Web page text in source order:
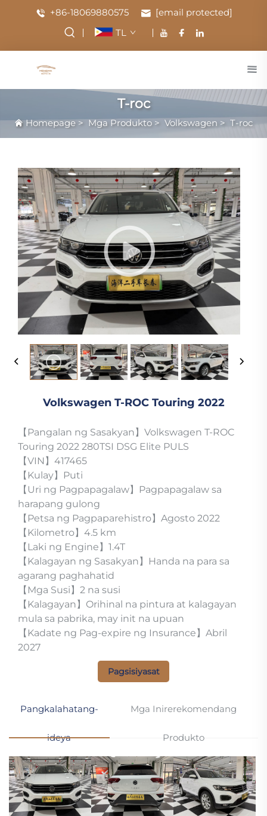
+86-18069880575
[email protected]
TL
T-roc
Homepage > Mga Produkto > Volkswagen > T-roc
Volkswagen T-ROC Touring 2022
【Pangalan ng Sasakyan】Volkswagen T-ROC
Touring 2022 280TSI DSG Elite PULS
【VIN】417465
【Kulay】Puti
【Uri ng Pagpapagalaw】Pagpapagalaw sa
harapang gulong
【Petsa ng Pagpaparehistro】Agosto 2022
【Kilometro】4.5 km
【Laki ng Engine】1.4T
【Kalagayan ng Sasakyan】Handa na para sa
agarang paghahatid
【Mga Susi】2 na susi
【Kalagayan】Orihinal na pintura at kalagayan
mula sa pabrika, may init na upuan
【Kadate ng Pag-expire ng Insurance】Abril
2027
Pagsisiyasat
Pangkalahatang-
ideya
Mga Inirerekomendang
Produkto